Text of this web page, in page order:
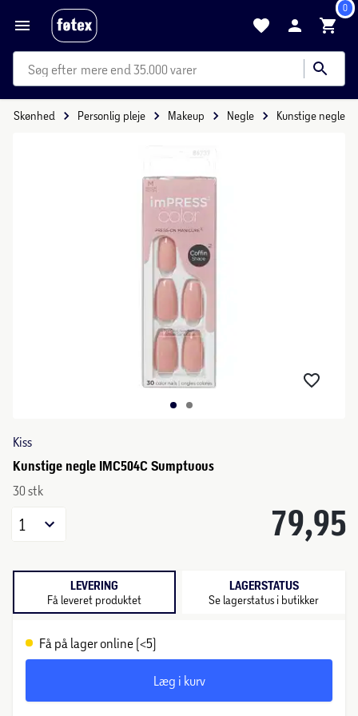
0
mere end 35.000 varer
Skønhed Personlig pleje Makeup Negle Kunstige negle
Kiss
Kunstige negle IMC504C Sumptuous
30 stk
79,95
1
LEVERING
Få leveret produktet
LAGERSTATUS
Se lagerstatus i butikker
Få på lager online (<5)
Læg i kurv